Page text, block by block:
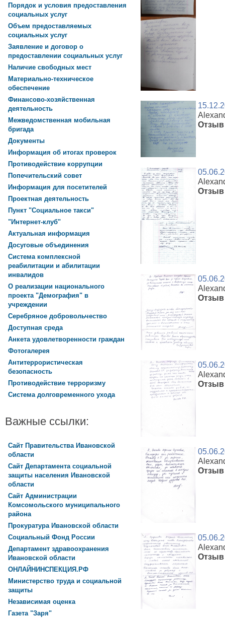
Отзыв
Отзыв
Отзыв
Отзыв
Порядок и условия предоставления
социальных услуг
Объем предоставляемых
социальных услуг
Заявление и договор о
предоставлении социальных услуг
Наличие свободных мест
Материально-техническое
обеспечение
Финансово-хозяйственная
деятельность
Межведомственная мобильная
бригада
Документы
Информация об итогах проверок
Противодействие коррупции
Попечительский совет
Информация для посетителей
Проектная деятельность
Пункт "Социальное такси"
"Интернет-клуб"
Актуальная информация
Досуговые объединения
Система комплексной
реабилитации и абилитации
инвалидов
О реализации национального
проекта "Демография" в
учреждении
Серебряное добровольчество
Доступная среда
Анкета удовлетворенности граждан
Фотогалерея
Антитеррористическая
безопасность
Противодействие терроризму
Система долговременного ухода
Важные ссылки:
Сайт Правительства Ивановской
области
Сайт Департамента социальной
защиты населения Ивановской
области
Сайт Администрации
Комсомольского муниципального
района
Прокуратура Ивановской области
Социальный Фонд России
Департамент здравоохранения
Ивановской области
ОНЛАЙНИНСПЕКЦИЯ.РФ
Министерство труда и социальной
защиты
Независимая оценка
Газета "Заря"